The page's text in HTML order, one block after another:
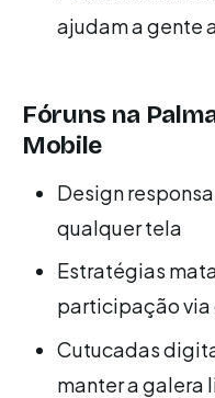
ajudam a gente
Fóruns na
Mobile
Design
qualquer tela
Estratégias
participação via
Cutucadas
manter a galera